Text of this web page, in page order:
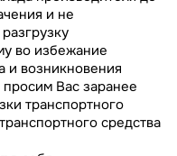
и не
во избежание
и возникновения
Вас заранее
транспортного
средства